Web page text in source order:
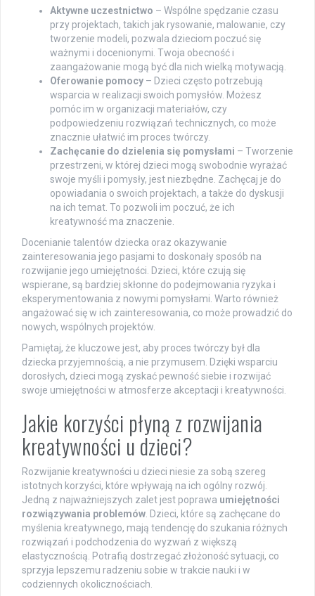
Aktywne uczestnictwo – Wspólne spędzanie czasu
przy projektach, takich jak rysowanie, malowanie, czy
tworzenie modeli, pozwala dzieciom poczuć się
ważnymi i docenionymi. Twoja obecność i
zaangażowanie mogą być dla nich wielką motywacją.
Oferowanie pomocy – Dzieci często potrzebują
wsparcia w realizacji swoich pomysłów. Możesz
pomóc im w organizacji materiałów, czy
podpowiedzeniu rozwiązań technicznych, co może
znacznie ułatwić im proces twórczy.
Zachęcanie do dzielenia się pomysłami – Tworzenie
przestrzeni, w której dzieci mogą swobodnie wyrażać
swoje myśli i pomysły, jest niezbędne. Zachęcaj je do
opowiadania o swoich projektach, a także do dyskusji
na ich temat. To pozwoli im poczuć, że ich
kreatywność ma znaczenie.
Docenianie talentów dziecka oraz okazywanie
zainteresowania jego pasjami to doskonały sposób na
rozwijanie jego umiejętności. Dzieci, które czują się
wspierane, są bardziej skłonne do podejmowania ryzyka i
eksperymentowania z nowymi pomysłami. Warto również
angażować się w ich zainteresowania, co może prowadzić do
nowych, wspólnych projektów.
Pamiętaj, że kluczowe jest, aby proces twórczy był dla
dziecka przyjemnością, a nie przymusem. Dzięki wsparciu
dorosłych, dzieci mogą zyskać pewność siebie i rozwijać
swoje umiejętności w atmosferze akceptacji i kreatywności.
Jakie korzyści płyną z rozwijania
kreatywności u dzieci?
Rozwijanie kreatywności u dzieci niesie za sobą szereg
istotnych korzyści, które wpływają na ich ogólny rozwój.
Jedną z najważniejszych zalet jest poprawa umiejętności
rozwiązywania problemów. Dzieci, które są zachęcane do
myślenia kreatywnego, mają tendencję do szukania różnych
rozwiązań i podchodzenia do wyzwań z większą
elastycznością. Potrafią dostrzegać złożoność sytuacji, co
sprzyja lepszemu radzeniu sobie w trakcie nauki i w
codziennych okolicznościach.